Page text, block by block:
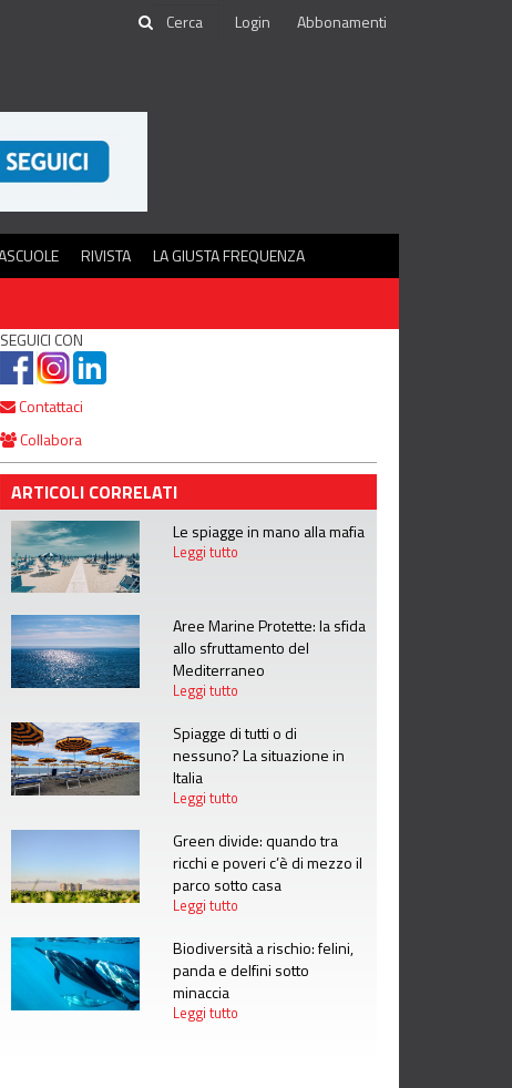
Login Abbonamenti
RIVISTA LA GIUSTA FREQUENZA
SEGUICI CON
Contattaci
Collabora
ARTICOLI CORRELATI
Le spiagge in mano alla mafia
Leggi tutto
Aree Marine Protette: la sfida
allo sfruttamento del
Mediterraneo
Leggi tutto
Spiagge di tutti o di
nessuno? La situazione in
Italia
Leggi tutto
Green divide: quando tra
ricchi e poveri c’è di mezzo il
parco sotto casa
Leggi tutto
Biodiversità a rischio: felini,
panda e delfini sotto
minaccia
Leggi tutto